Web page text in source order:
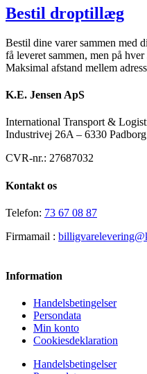
Bestil droptillæg
Bestil dine varer sammen med
få leveret sammen, men på hver
Maksimal afstand mellem
K.E. Jensen ApS
International Transport &
Industrivej 26A – 6330 Padborg
CVR-nr.: 27687032
Kontakt os
Telefon: 73 67 08 87
Firmamail :
Information
Handelsbetingelser
Persondata
Min konto
Cookiesdeklaration
Handelsbetingelser